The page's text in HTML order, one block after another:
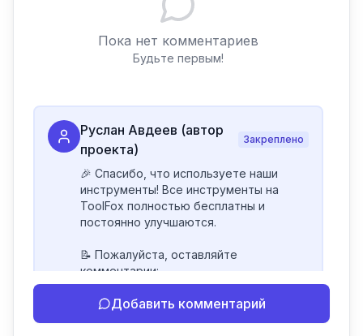
Пока нет комментариев
Будьте первым!
Руслан Авдеев (автор
проекта)
Закреплено
🎉 Спасибо, что используете наши
инструменты! Все инструменты на
ToolFox полностью бесплатны и
постоянно улучшаются.
📝 Пожалуйста, оставляйте
комментарии:
- Если инструмент работает
некорректно
Добавить комментарий